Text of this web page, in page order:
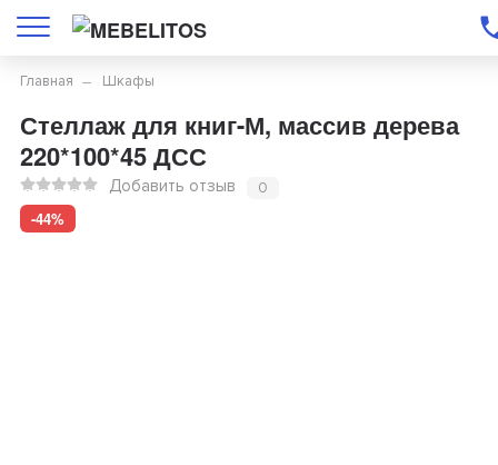
Главная Шкафы
Стеллаж для книг-М, массив дерева
220*100*45 ДСС
Добавить отзыв 0
-44%